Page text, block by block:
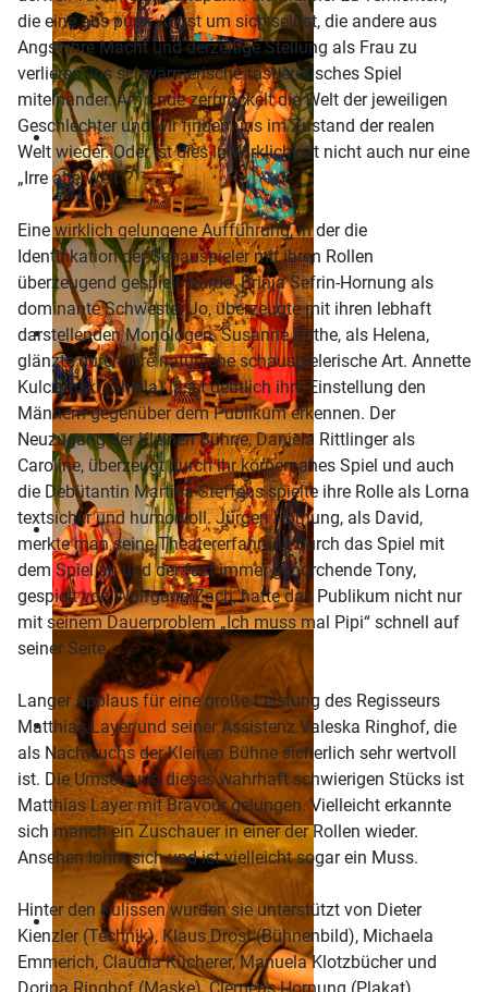
die eine aus purer Angst um sich selbst, die andere aus
Angst ihre Macht und derzeitige Stellung als Frau zu
verlieren, ins schwärmerische fast erotisches Spiel
miteinander. Am Ende zerbröckelt die Welt der jeweiligen
Geschlechter und wir finden uns im Zustand der realen
Welt wieder. Oder ist dies in Wirklichkeit nicht auch nur eine
„Irre alte Welt“?
Eine wirklich gelungene Aufführung, in der die
Identifikation der Schauspieler mit ihren Rollen
überzeugend gespielt wurde. Brinja Sefrin-Hornung als
dominante Schwester Jo, überzeugte mit ihren lebhaft
darstellenden Monologen. Susanne Rothe, als Helena,
glänzte durch ihre natürliche schauspielerische Art. Annette
Kulczynski (Sheila) lässt deutlich ihre Einstellung den
Männern gegenüber dem Publikum erkennen. Der
Neuzugang der Kleinen Bühne, Daniela Rittlinger als
Caroline, überzeugt durch ihr körpernahes Spiel und auch
die Debütantin Martina Steffens spielte ihre Rolle als Lorna
textsicher und humorvoll. Jürgen Hornung, als David,
merkte man seine Theatererfahrung durch das Spiel mit
dem Spiel an und der fast immer gehorchende Tony,
gespielt von Wolfgang Zach, hatte das Publikum nicht nur
mit seinem Dauerproblem „Ich muss mal Pipi“ schnell auf
seiner Seite.
Langer Applaus für eine große Leistung des Regisseurs
Matthias Layer und seiner Assistenz Valeska Ringhof, die
als Nachwuchs der Kleinen Bühne sicherlich sehr wertvoll
ist. Die Umsetzung dieses wahrhaft schwierigen Stücks ist
Matthias Layer mit Bravour gelungen. Vielleicht erkannte
sich manch ein Zuschauer in einer der Rollen wieder.
Ansehen lohnt sich und ist vielleicht sogar ein Muss.
Hinter den Kulissen wurden sie unterstützt von Dieter
Kienzler (Technik), Klaus Drost (Bühnenbild), Michaela
Emmerich, Claudia Kücherer, Manuela Klotzbücher und